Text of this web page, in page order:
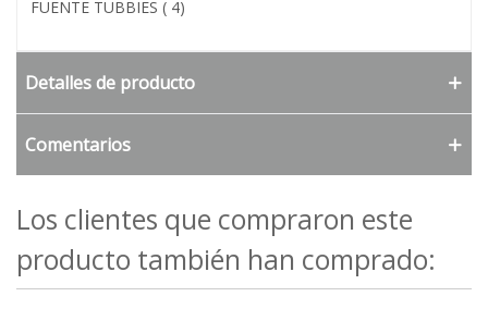
FUENTE TUBBIES ( 4)
Detalles de producto
Comentarios
Los clientes que compraron este
producto también han comprado: